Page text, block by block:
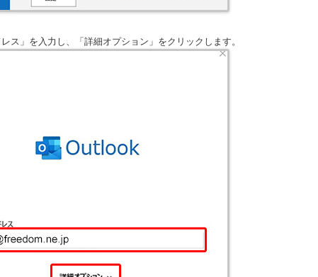
レス」を入力し、「詳細オプション」をクリックします。